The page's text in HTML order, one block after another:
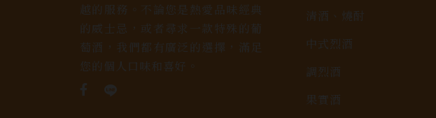
越的服務。不論您是熱愛品味經典
的威士忌，或者尋求一款特殊的葡
萄酒，我們都有廣泛的選擇，滿足
您的個人口味和喜好。
清酒、燒酎
中式烈酒
調烈酒
果實酒